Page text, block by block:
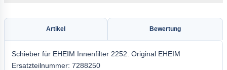
Artikel Bewertung
Schieber für EHEIM Innenfilter 2252. Original EHEIM
Ersatzteilnummer: 7288250